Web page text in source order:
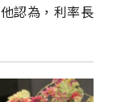
認為，利率長